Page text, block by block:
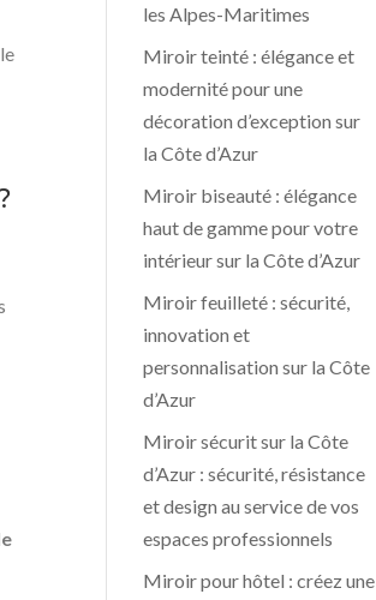
les Alpes-Maritimes
Miroir teinté : élégance et
modernité pour une
décoration d’exception sur
la Côte d’Azur
Miroir biseauté : élégance
haut de gamme pour votre
intérieur sur la Côte d’Azur
Miroir feuilleté : sécurité,
innovation et
personnalisation sur la Côte
d’Azur
Miroir sécurit sur la Côte
d’Azur : sécurité, résistance
et design au service de vos
espaces professionnels
Miroir pour hôtel : créez une